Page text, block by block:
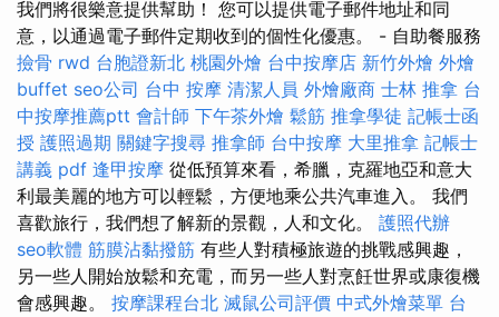
我們將很樂意提供幫助！ 您可以提供電子郵件地址和同
意，以通過電子郵件定期收到的個性化優惠。 - 自助餐服務
撿骨 rwd 台胞證新北 桃園外燴 台中按摩店 新竹外燴 外燴
buffet seo公司 台中 按摩 清潔人員 外燴廠商 士林 推拿 台
中按摩推薦ptt 會計師 下午茶外燴 鬆筋 推拿學徒 記帳士函
授 護照過期 關鍵字搜尋 推拿師 台中按摩 大里推拿 記帳士
講義 pdf 逢甲按摩 從低預算來看，希臘，克羅地亞和意大
利最美麗的地方可以輕鬆，方便地乘公共汽車進入。 我們
喜歡旅行，我們想了解新的景觀，人和文化。 護照代辦
seo軟體 筋膜沾黏撥筋 有些人對積極旅遊的挑戰感興趣，
另一些人開始放鬆和充電，而另一些人對烹飪世界或康復機
會感興趣。 按摩課程台北 滅鼠公司評價 中式外燴菜單 台